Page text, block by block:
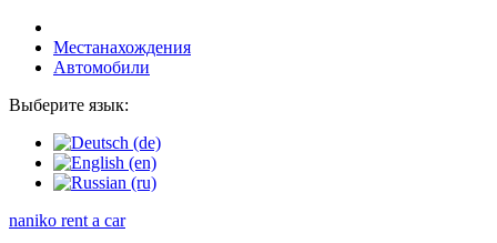
Местанахождения
Автомобили
Выберите язык:
naniko rent a car